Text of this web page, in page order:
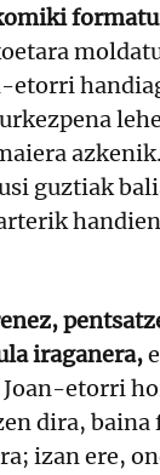
etorri
guztiak
iraganera,
etorri
dira, baina
izan ere,